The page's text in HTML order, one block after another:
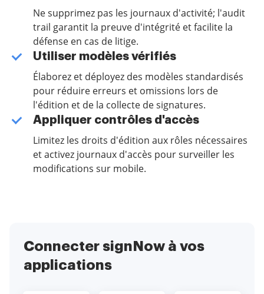
Ne supprimez pas les journaux d'activité; l'audit
trail garantit la preuve d'intégrité et facilite la
défense en cas de litige.
Utiliser modèles vérifiés
Élaborez et déployez des modèles standardisés
pour réduire erreurs et omissions lors de
l'édition et de la collecte de signatures.
Appliquer contrôles d'accès
Limitez les droits d'édition aux rôles nécessaires
et activez journaux d'accès pour surveiller les
modifications sur mobile.
Connecter signNow à vos
applications